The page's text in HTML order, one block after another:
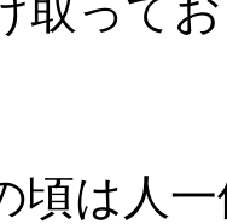
取って
頃は人